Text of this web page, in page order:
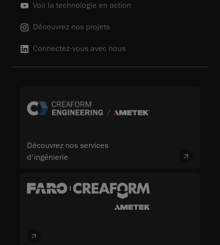
Voir la technologie en action
Découvrez nos projets
Connectez-vous avec nous
Découvrez nos services
d'ingénierie